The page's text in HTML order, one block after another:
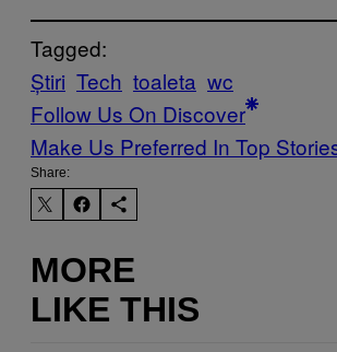
Tagged:
Știri Tech toaleta wc
Follow Us On Discover
Make Us Preferred In Top
Share:
MORE
LIKE THIS